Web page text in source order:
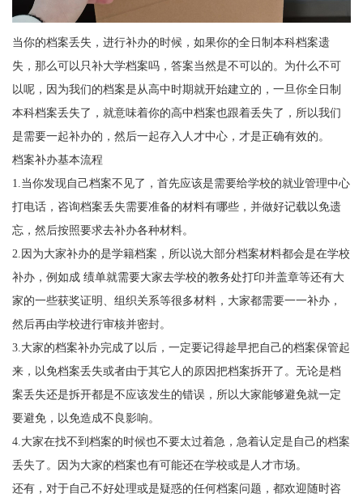
当你的档案丢失，进行补办的时候，如果你的全日制本科档案遗
失，那么可以只补大学档案吗，答案当然是不可以的。为什么不可
以呢，因为我们的档案是从高中时期就开始建立的，一旦你全日制
本科档案丢失了，就意味着你的高中档案也跟着丢失了，所以我们
是需要一起补办的，然后一起存入人才中心，才是正确有效的。
档案补办基本流程
1.当你发现自己档案不见了，首先应该是需要给学校的就业管理中心
打电话，咨询档案丢失需要准备的材料有哪些，并做好记载以免遗
忘，然后按照要求去补办各种材料。
2.因为大家补办的是学籍档案，所以说大部分档案材料都会是在学校
补办，例如成 绩单就需要大家去学校的教务处打印并盖章等还有大
家的一些获奖证明、组织关系等很多材料，大家都需要一一补办，
然后再由学校进行审核并密封。
3.大家的档案补办完成了以后，一定要记得趁早把自己的档案保管起
来，以免档案丢失或者由于其它人的原因把档案拆开了。无论是档
案丢失还是拆开都是不应该发生的错误，所以大家能够避免就一定
要避免，以免造成不良影响。
4.大家在找不到档案的时候也不要太过着急，急着认定是自己的档案
丢失了。因为大家的档案也有可能还在学校或是人才市场。
还有，对于自己不好处理或是疑惑的任何档案问题，都欢迎随时咨